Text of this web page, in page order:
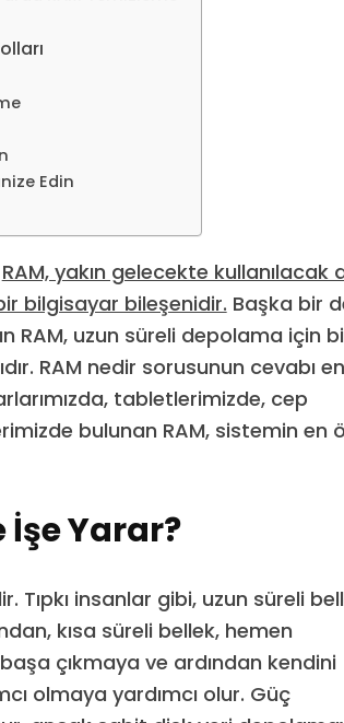
Edin
RAM, yakın gelecekte kullanılacak
bilgisayar bileşenidir. Başka bir
RAM, uzun süreli depolama için
RAM nedir sorusunun cevabı
tabletlerimizde, cep
bulunan RAM, sistemin en
İşe Yarar?
Tıpkı insanlar gibi, uzun süreli
kısa süreli bellek, hemen
çıkmaya ve ardından kendini
olmaya yardımcı olur. Güç